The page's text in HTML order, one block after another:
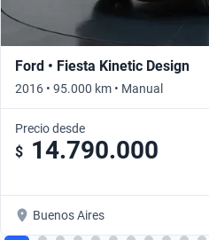
Ford • Fiesta Kinetic Design
2016 • 95.000 km • Manual
Precio desde
$ 14.790.000
Buenos Aires